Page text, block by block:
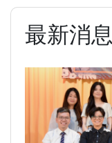
最新消息